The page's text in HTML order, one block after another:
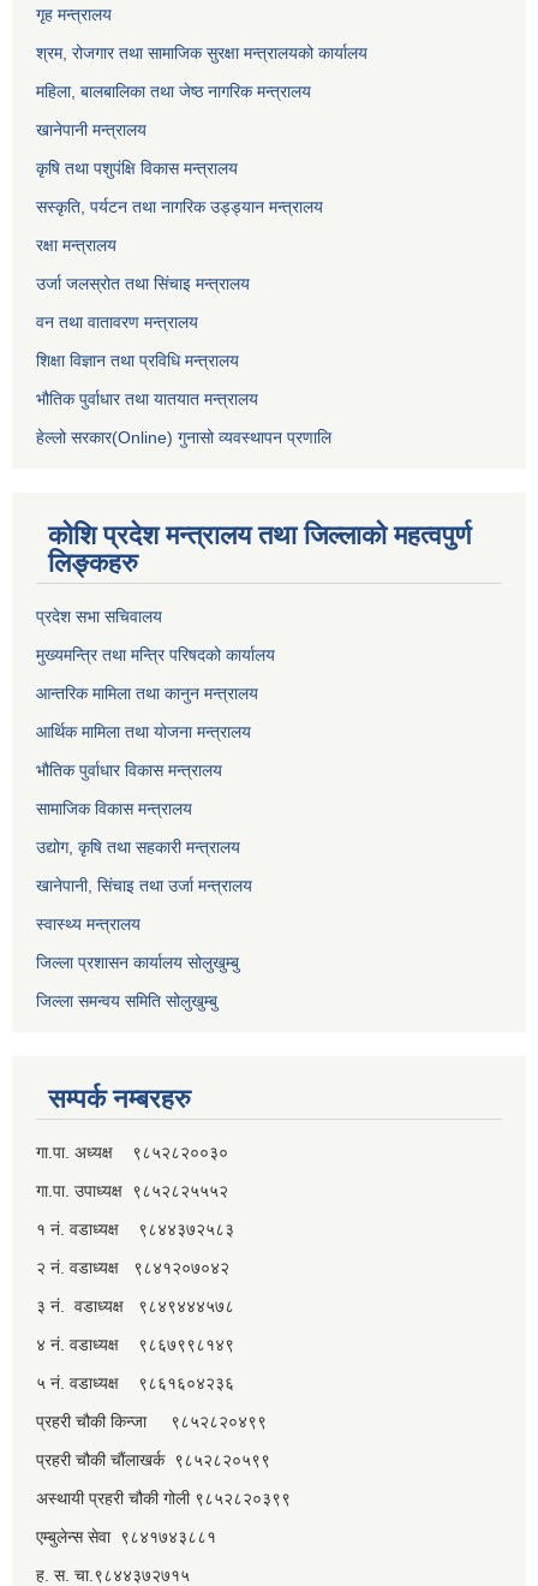
गृह मन्त्रालय
श्रम, रोजगार तथा सामाजिक सुरक्षा मन्त्रालयको कार्यालय
महिला, बालबालिका तथा जेष्ठ नागरिक मन्त्रालय
खानेपानी मन्त्रालय
कृषि तथा पशुपंक्षि विकास मन्त्रालय
सस्कृति, पर्यटन तथा नागरिक उड्ड्यान मन्त्रालय
रक्षा मन्त्रालय
उर्जा जलस्रोत तथा सिंचाइ मन्‍त्रालय
वन तथा वातावरण मन्त्रालय
शिक्षा विज्ञान तथा प्रविधि मन्त्रालय
भौतिक पुर्वाधार तथा यातयात मन्त्रालय
हेल्लो सरकार(Online) गुनासो व्यवस्थापन प्रणालि
कोशि प्रदेश मन्त्रालय तथा जिल्लाको महत्वपुर्ण
लिङ्कहरु
प्रदेश सभा सचिवालय
मुख्यमन्त्रि तथा मन्त्रि परिषदको कार्यालय
आन्तरिक मामिला तथा कानुन मन्त्रालय
आर्थिक मामिला तथा योजना मन्त्रालय
भौतिक पुर्वाधार विकास मन्त्रालय
सामाजिक विकास मन्त्रालय
उद्योग, कृषि तथा सहकारी मन्त्रालय
खानेपानी, सिंचाइ तथा उर्जा मन्त्रालय
स्वास्थ्य मन्त्रालय
जिल्ला प्रशासन कार्यालय सोलुखुम्बु
जिल्ला समन्वय समिति सोलुखुम्बु
सम्पर्क नम्बरहरु
गा.पा. अध्यक्ष ९८५२८२००३०
गा.पा. उपाध्यक्ष ९८५२८२५५५२
१ नं. वडाध्यक्ष ९८४४३७२५८३
२ नं. वडाध्यक्ष ९८४१२०७०४२
३ नं. वडाध्यक्ष ९८४९४४४५७८
४ नं. वडाध्यक्ष ९८६७९९८१४९
५ नं. वडाध्यक्ष ९८६१६०४२३६
प्रहरी चौकी किन्जा ९८५२८२०४९९
प्रहरी चौकी चौंलाखर्क ९८५२८२०५९९
अस्थायी प्रहरी चौकी गोली ९८५२८२०३९९
एम्बुलेन्स सेवा ९८४१७४३८८१
ह. स. चा.९८४४३७२७१५